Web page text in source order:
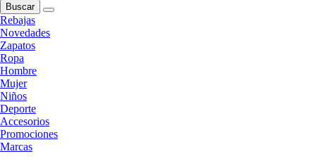
Buscar
Rebajas
Novedades
Zapatos
Ropa
Hombre
Mujer
Niños
Deporte
Accesorios
Promociones
Marcas